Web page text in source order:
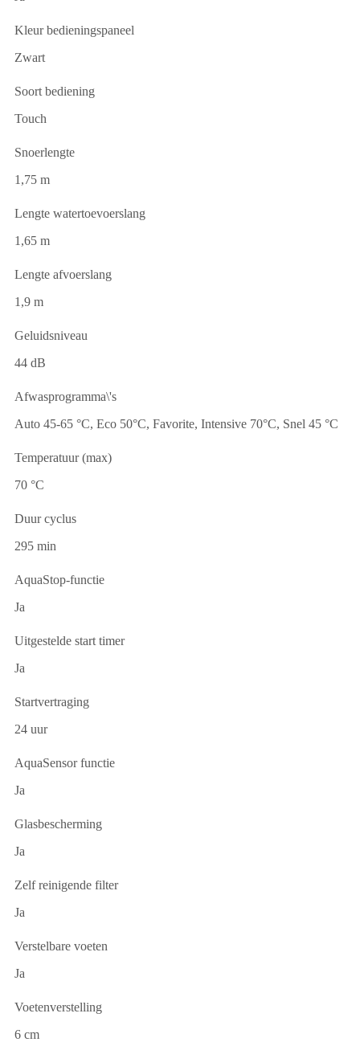
Kleur bedieningspaneel
Zwart
Soort bediening
Touch
Snoerlengte
1,75 m
Lengte watertoevoerslang
1,65 m
Lengte afvoerslang
1,9 m
Geluidsniveau
44 dB
Afwasprogramma\'s
Auto 45-65 °C, Eco 50°C, Favorite, Intensive 70°C, Snel 45 °C
Temperatuur (max)
70 °C
Duur cyclus
295 min
AquaStop-functie
Ja
Uitgestelde start timer
Ja
Startvertraging
24 uur
AquaSensor functie
Ja
Glasbescherming
Ja
Zelf reinigende filter
Ja
Verstelbare voeten
Ja
Voetenverstelling
6 cm